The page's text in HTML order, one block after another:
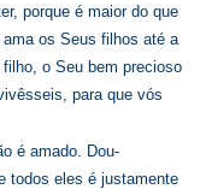
porque é maior do que
os Seus filhos até a
o Seu bem precioso
para que vós
é amado. Dou-
todos eles é justamente